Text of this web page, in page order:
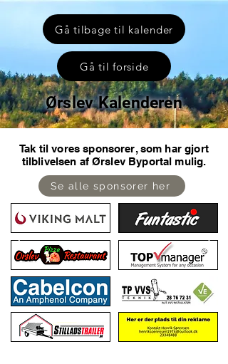
Gå tilbage til kalender
Gå til forside
Ørslev Kalenderen
Tak til vores sponsorer, som har gjort
tilblivelsen af Ørslev Byportal mulig.
Se alle sponsorer her